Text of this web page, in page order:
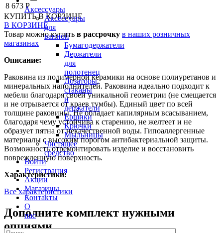
Аксессуары
Аксессуары
для
ванной
Бумагодержатели
Держатели
для
полотенец
Дозаторы,
стаканы
и
держатели
Ершики
Крючки
Мыльницы
Чистящее
средство
Войти
Регистрация
Акции
Магазины
Контакты
О
нас
8 673 Р
КУПИТЬ В КОРЗИНЕ
В КОРЗИНЕ
Товар можно купить в рассрочку в наших розничных
магазинах
Описание:
Раковина из полимерной керамики на основе полиуретанов и
минеральных наполнителей. Раковина идеально подходит к
мебели благодаря своей уникальной геометрии (не смещается
и не отрывается от краев тумбы). Единый цвет по всей
толщине раковины. Не обладает капилярным всасыванием,
благодаря чему устойчива к старению, не желтеет и не
образует пятна от некачественной воды. Гипоаллергенные
материалы с высоким порогом антибактериальной защиты.
Возможность отремонтировать изделие и восстановить
поврежденную поверхность.
Характеристики:
Все характеристики
Дополните комплект нужными
опциями